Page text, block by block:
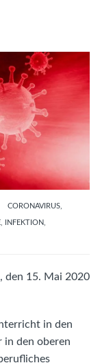
CORONAVIRUS,
, INFEKTION,
den 15. Mai 2020
in den
in den oberen